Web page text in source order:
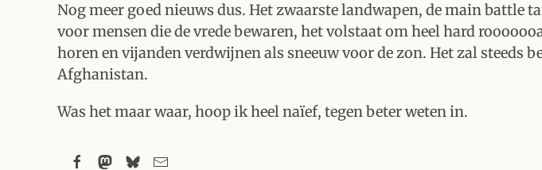
Nog meer goed nieuws dus. Het zwaarste landwapen, de main battle
voor mensen die de vrede bewaren, het volstaat om heel hard
horen en vijanden verdwijnen als sneeuw voor de zon. Het zal steeds
Afghanistan.
Was het maar waar, hoop ik heel naïef, tegen beter weten in.